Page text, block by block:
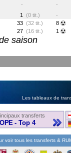
-
-
1 (0 tit.)
-
33 (32 tit.)
8
27 (16 tit.) 1
saison
Les tableaux de
transferts
- Top 4
voir tous les transferts &